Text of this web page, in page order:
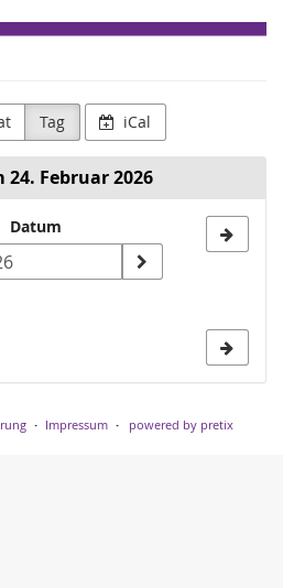
Tag iCal
Februar 2026
Datum
Impressum powered by pretix